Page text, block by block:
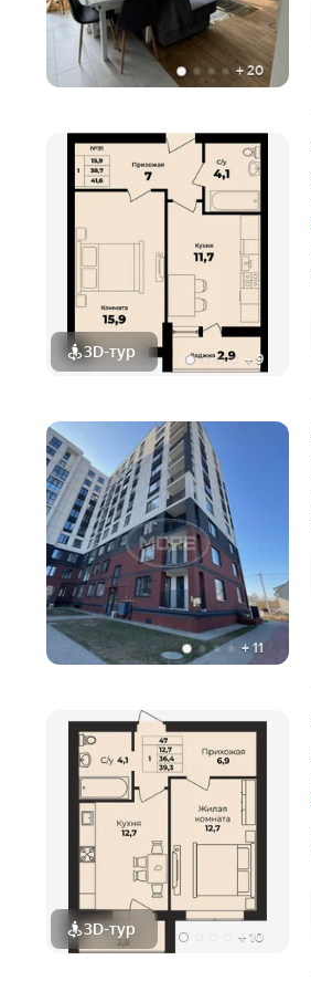
+20
3D-тур + 9
+ 11
3D-тур + 10